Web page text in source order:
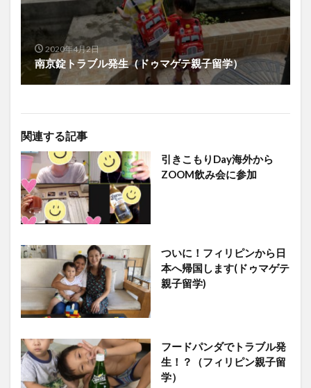
2020年4月2日
南京錠トラブル発生（ドゥマゲテ親子留学）
関連する記事
引きこもりDay海外から
ZOOM飲み会に参加
ついに！フィリピンから日
本へ帰国します(ドゥマゲテ
親子留学)
フードパンダでトラブル発
生！？（フィリピン親子留
学）